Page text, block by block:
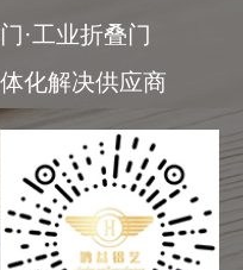
·工业折叠门
化解决供应商